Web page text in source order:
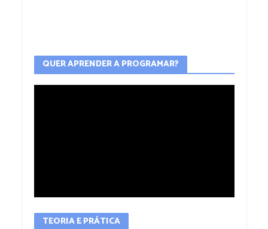
QUER APRENDER A PROGRAMAR?
TEORIA E PRÁTICA